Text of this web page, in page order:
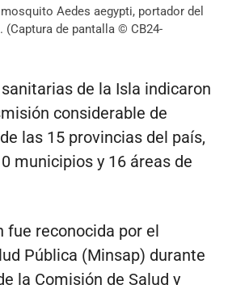
Aedes aegypti, portador del
(Captura de pantalla © CB24-
de la Isla indicaron
considerable de
las 15 provincias del país,
municipios y 16 áreas de
fue reconocida por el
Pública (Minsap) durante
la Comisión de Salud y